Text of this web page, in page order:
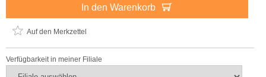
In den Warenkorb
Auf den Merkzettel
Verfügbarkeit in meiner Filiale